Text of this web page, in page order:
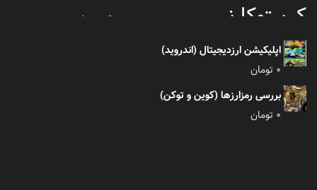
کریپتوکارنسی کیف پول
کیف پول تراست والت
اپلیکیشن ارزدیجیتال (اندروید)
0 تومان
بررسی رمزارزها (کوین و توکن)
0 تومان